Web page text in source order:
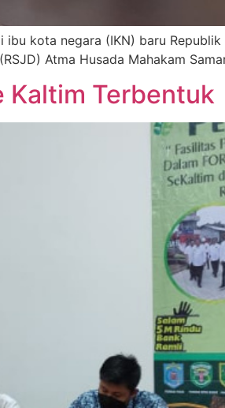
ibu kota negara (IKN) baru
Atma Husada Mahakam
Kaltim Terbentuk